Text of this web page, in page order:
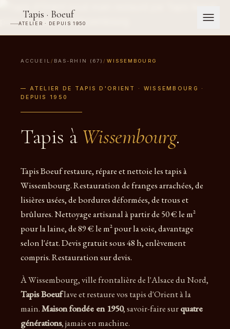
Tapis · Boeuf
ATELIER · DEPUIS 1950
ACCUEIL / BAS-RHIN (67) / WISSEMBOURG
— ATELIER DE TAPIS D'ORIENT · WISSEMBOURG ·
DEPUIS 1950
Tapis à Wissembourg.
Tapis Boeuf restaure, répare et nettoie les tapis à
Wissembourg. Restauration de franges arrachées, de
lisières usées, de bordures déformées, de trous et
brûlures. Nettoyage artisanal à partir de 50 € le m²
pour la laine, de 89 € le m² pour la soie, davantage
selon l'état. Devis gratuit sous 48 h, enlèvement
compris. Restauration sur devis.
À Wissembourg, ville frontalière de l'Alsace du Nord,
Tapis Boeuflave et restaure vos tapis d'Orient à la
main.Maison fondée en 1950, savoir-faire surquatre
générations, jamais en machine.